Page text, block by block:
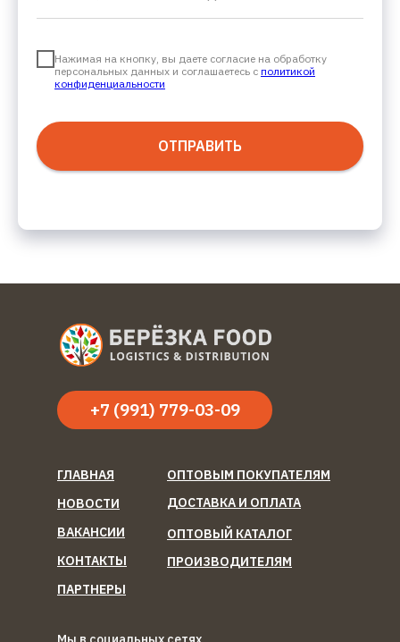
Нажимая на кнопку, вы даете согласие на обработку
персональных данных и соглашаетесь c политикой
конфиденциальности
ОТПРАВИТЬ
ГЛАВНАЯ
НОВОСТИ
ВАКАНСИИ
КОНТАКТЫ
ПАРТНЕРЫ
ОПТОВЫМ ПОКУПАТЕЛЯМ
ДОСТАВКА И ОПЛАТА
ОПТОВЫЙ КАТАЛОГ
ПРОИЗВОДИТЕЛЯМ
+7 (991) 779-03-09